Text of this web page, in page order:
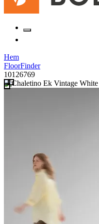
Hem
FloorFinder
10126769